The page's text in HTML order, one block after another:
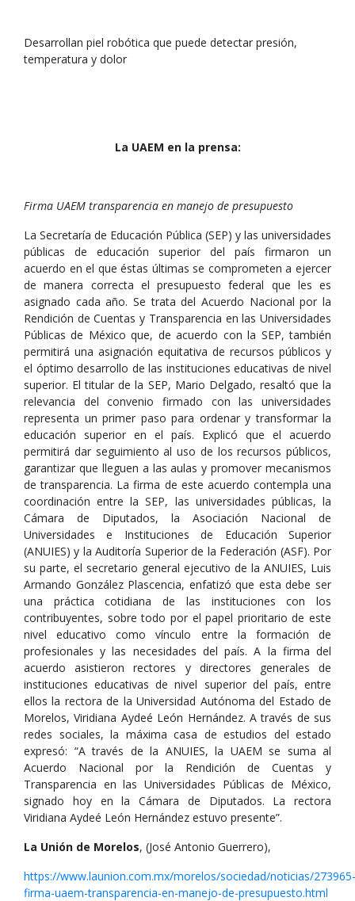
Desarrollan piel robótica que puede detectar presión,
temperatura y dolor
La UAEM en la prensa:
Firma UAEM transparencia en manejo de presupuesto
La Secretaría de Educación Pública (SEP) y las universidades
públicas de educación superior del país firmaron un
acuerdo en el que éstas últimas se comprometen a ejercer
de manera correcta el presupuesto federal que les es
asignado cada año. Se trata del Acuerdo Nacional por la
Rendición de Cuentas y Transparencia en las Universidades
Públicas de México que, de acuerdo con la SEP, también
permitirá una asignación equitativa de recursos públicos y
el óptimo desarrollo de las instituciones educativas de nivel
superior. El titular de la SEP, Mario Delgado, resaltó que la
relevancia del convenio firmado con las universidades
representa un primer paso para ordenar y transformar la
educación superior en el país. Explicó que el acuerdo
permitirá dar seguimiento al uso de los recursos públicos,
garantizar que lleguen a las aulas y promover mecanismos
de transparencia. La firma de este acuerdo contempla una
coordinación entre la SEP, las universidades públicas, la
Cámara de Diputados, la Asociación Nacional de
Universidades e Instituciones de Educación Superior
(ANUIES) y la Auditoría Superior de la Federación (ASF). Por
su parte, el secretario general ejecutivo de la ANUIES, Luis
Armando González Plascencia, enfatizó que esta debe ser
una práctica cotidiana de las instituciones con los
contribuyentes, sobre todo por el papel prioritario de este
nivel educativo como vínculo entre la formación de
profesionales y las necesidades del país. A la firma del
acuerdo asistieron rectores y directores generales de
instituciones educativas de nivel superior del país, entre
ellos la rectora de la Universidad Autónoma del Estado de
Morelos, Viridiana Aydeé León Hernández. A través de sus
redes sociales, la máxima casa de estudios del estado
expresó: “A través de la ANUIES, la UAEM se suma al
Acuerdo Nacional por la Rendición de Cuentas y
Transparencia en las Universidades Públicas de México,
signado hoy en la Cámara de Diputados. La rectora
Viridiana Aydeé León Hernández estuvo presente”.
La Unión de Morelos, (José Antonio Guerrero),
https://www.launion.com.mx/morelos/sociedad/noticias/273965-
firma-uaem-transparencia-en-manejo-de-presupuesto.html